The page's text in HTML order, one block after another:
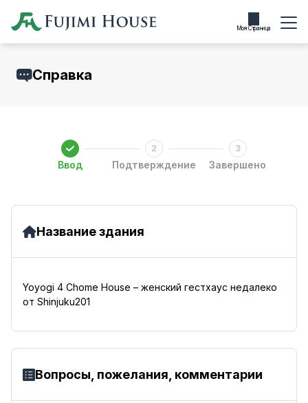
Моя Страница
Справка
Ввод Подтверждение Завершено
Название здания
Yoyogi 4 Chome House – женский гестхаус недалеко
от Shinjuku201
Вопросы, пожелания, комментарии